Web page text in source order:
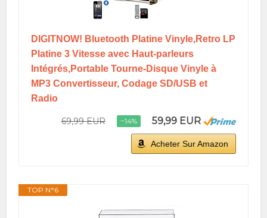
DIGITNOW! Bluetooth Platine Vinyle,Retro LP
Platine 3 Vitesse avec Haut-parleurs
Intégrés,Portable Tourne-Disque Vinyle à
MP3 Convertisseur, Codage SD/USB et
Radio
69,99 EUR −14% 59,99 EUR
Acheter Sur Amazon
TOP N°6